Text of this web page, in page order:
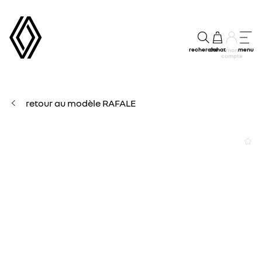
rechercheachatmon
compte
menu
retour au modèle RAFALE